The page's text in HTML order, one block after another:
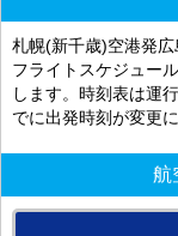
札幌(新千歳)空港発広
フライトスケジュー
します。時刻表は運
でに出発時刻が変更
航